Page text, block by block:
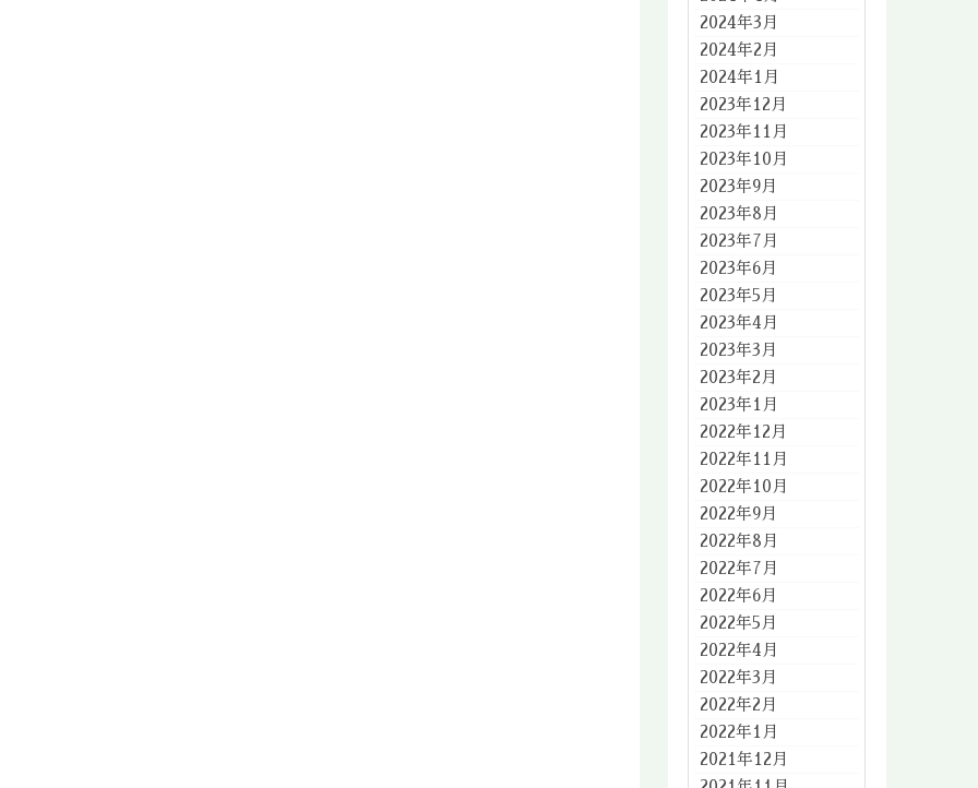
2024年3月
2024年2月
2024年1月
2023年12月
2023年11月
2023年10月
2023年9月
2023年8月
2023年7月
2023年6月
2023年5月
2023年4月
2023年3月
2023年2月
2023年1月
2022年12月
2022年11月
2022年10月
2022年9月
2022年8月
2022年7月
2022年6月
2022年5月
2022年4月
2022年3月
2022年2月
2022年1月
2021年12月